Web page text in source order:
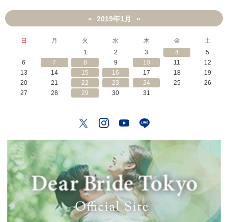
« 2019年1月 »
日 月 火 水 木 金
土
1
2 3 4
5
6
7 8 9 10 11
12
13
14 15 16 17 18
19
20
21 22 23 24 25
26
27
28 29 30 31
TwitterInstagram
YouTube